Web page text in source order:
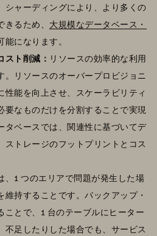
シャーディングにより、より多くの
るため、 大規模なデータベース・
能になります。
スト削減： リソースの効率的な利用
。リソースのオーバープロビジョニ
性能を向上させ、スケーラビリティ
要なものだけを分割することで実現
タベースでは、関連性に基づいてデ
ストレージのフットプリントとコス
、1 つのエリアで問題が発生した場
持することです。バックアップ・
ことで、1 台のテーブルにヒーター
不足したりした場合でも、サービス